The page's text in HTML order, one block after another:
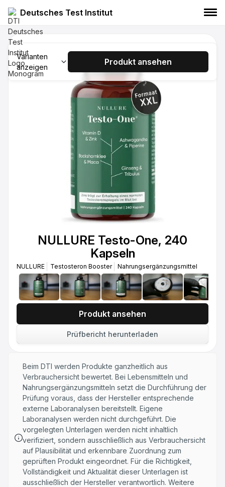
Deutsches Test Institut
NULLURE
Nahrungsergänzungsmittel
Varianten
anzeigen
Produkt ansehen
NULLURE Testo-One, 240
Kapseln
NULLURE Testosteron Booster Nahrungsergänzungsmittel
Produkt ansehen
Prüfbericht herunterladen
Beim DTI werden Produkte ganzheitlich aus
Verbrauchersicht bewertet. Bei Lebensmitteln und
Nahrungsergänzungsmitteln setzt die Durchführung der
Prüfung voraus, dass der Hersteller entsprechende
externe Laboranalysen bereitstellt. Eigene
Laboranalysen werden nicht durchgeführt. Die
vorgelegten Unterlagen werden nicht inhaltlich
verifiziert, sondern ausschließlich aus Verbrauchersicht
auf Plausibilität und erkennbare Zuordnung zum
geprüften Produkt eingeordnet. Für die Richtigkeit,
Vollständigkeit und Aktualität dieser Unterlagen ist
ausschließlich der Hersteller verantwortlich. Weitere